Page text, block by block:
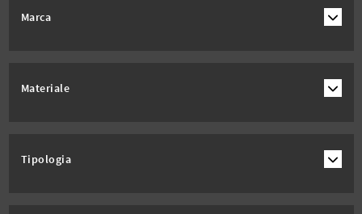
Marca
Materiale
Tipologia